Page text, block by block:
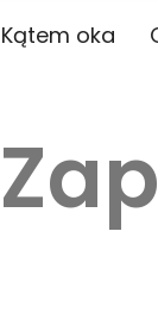
Kątem oka